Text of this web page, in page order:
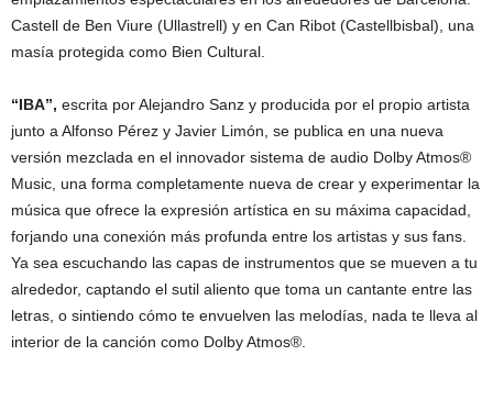
Castell de Ben Viure (Ullastrell) y en Can Ribot (Castellbisbal), una
masía protegida como Bien Cultural.
“IBA”, escrita por Alejandro Sanz y producida por el propio artista
junto a Alfonso Pérez y Javier Limón, se publica en una nueva
versión mezclada en el innovador sistema de audio Dolby Atmos®
Music, una forma completamente nueva de crear y experimentar la
música que ofrece la expresión artística en su máxima capacidad,
forjando una conexión más profunda entre los artistas y sus fans.
Ya sea escuchando las capas de instrumentos que se mueven a tu
alrededor, captando el sutil aliento que toma un cantante entre las
letras, o sintiendo cómo te envuelven las melodías, nada te lleva al
interior de la canción como Dolby Atmos®.